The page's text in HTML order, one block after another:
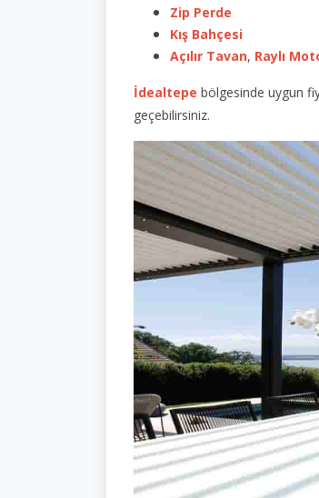
Zip Perde
Kış Bahçesi
Açılır Tavan, Raylı
İdealtepe bölgesinde uygun
geçebilirsiniz.